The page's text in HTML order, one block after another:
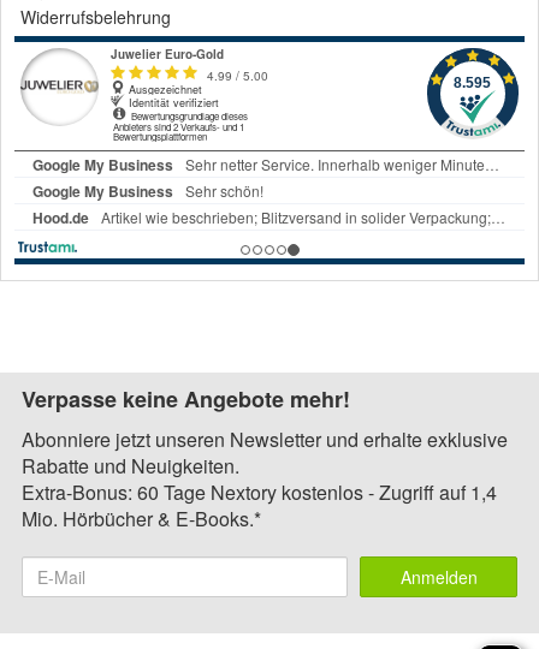
Widerrufsbelehrung
Verpasse keine Angebote mehr!
Abonniere jetzt unseren Newsletter und erhalte exklusive
Rabatte und Neuigkeiten.
Extra-Bonus: 60 Tage Nextory kostenlos - Zugriff auf 1,4
Mio. Hörbücher & E-Books.*
Anmelden